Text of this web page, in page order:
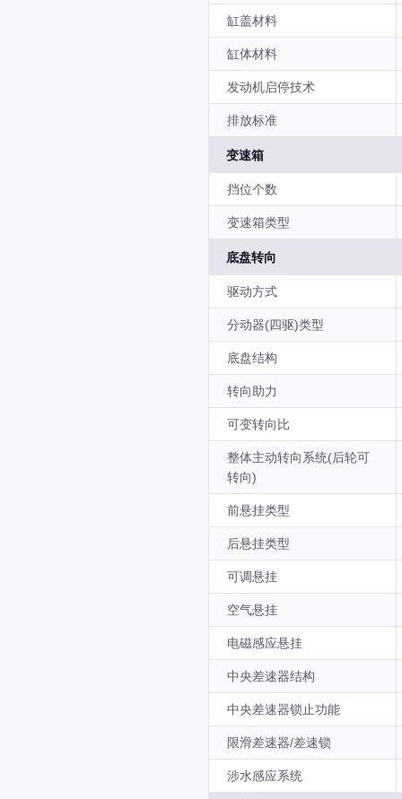
缸盖材料
缸体材料
发动机启停技术
排放标准
变速箱
挡位个数
变速箱类型
底盘转向
驱动方式
分动器(四驱)类型
底盘结构
转向助力
可变转向比
整体主动转向系统(后轮可
转向)
前悬挂类型
后悬挂类型
可调悬挂
空气悬挂
电磁感应悬挂
中央差速器结构
中央差速器锁止功能
限滑差速器/差速锁
涉水感应系统